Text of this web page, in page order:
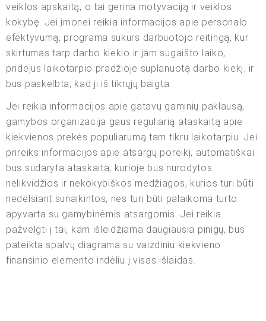
veiklos apskaitą, o tai gerina motyvaciją ir veiklos
kokybę. Jei įmonei reikia informacijos apie personalo
efektyvumą, programa sukurs darbuotojo reitingą, kur
skirtumas tarp darbo kiekio ir jam sugaišto laiko,
pridėjus laikotarpio pradžioje suplanuotą darbo kiekį. ir
bus paskelbta, kad ji iš tikrųjų baigta.
Jei reikia informacijos apie gatavų gaminių paklausą,
gamybos organizacija gaus reguliarią ataskaitą apie
kiekvienos prekės populiarumą tam tikru laikotarpiu. Jei
prireiks informacijos apie atsargų poreikį, automatiškai
bus sudaryta ataskaita, kurioje bus nurodytos
nelikvidžios ir nekokybiškos medžiagos, kurios turi būti
nedelsiant sunaikintos, nes turi būti palaikoma turto
apyvarta su gamybinėmis atsargomis. Jei reikia
pažvelgti į tai, kam išleidžiama daugiausia pinigų, bus
pateikta spalvų diagrama su vaizdiniu kiekvieno
finansinio elemento indėliu į visas išlaidas.